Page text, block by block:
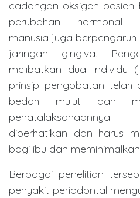
cadangan oksigen pasien
perubahan hormonal
manusia juga
jaringan gingiva.
melibatkan dua individu
prinsip pengobatan telah
bedah mulut dan
diperhatikan dan harus
bagi ibu dan
Berbagai penelitian
penyakit periodontal